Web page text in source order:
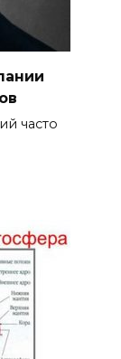
часто